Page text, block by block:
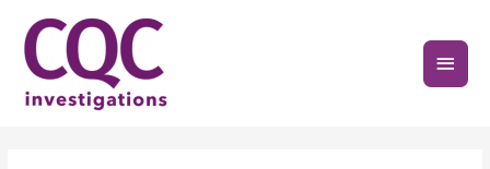
content
Main